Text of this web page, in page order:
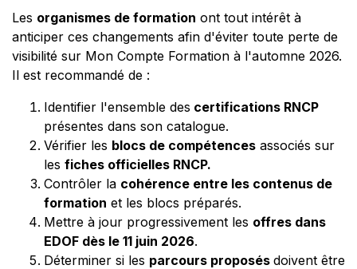
Les organismes de formation ont tout intérêt à
anticiper ces changements afin d'éviter toute perte de
visibilité sur Mon Compte Formation à l'automne 2026.
Il est recommandé de :
Identifier l'ensemble des certifications RNCP
présentes dans son catalogue.
Vérifier les blocs de compétences associés sur
les fiches officielles RNCP.
Contrôler la cohérence entre les contenus de
formation et les blocs préparés.
Mettre à jour progressivement les offres dans
EDOF dès le 11 juin 2026.
Déterminer si les parcours proposés doivent être